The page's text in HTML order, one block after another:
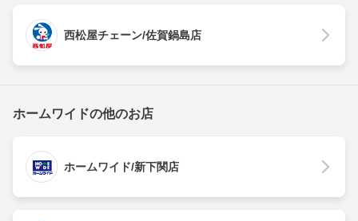
西松屋チェーン/佐賀鍋島店
ホームワイドの他のお店
ホームワイド/新下関店